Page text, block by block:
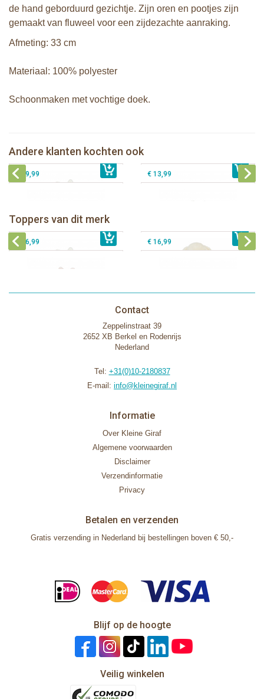
de hand geborduurd gezichtje. Zijn oren en pootjes zijn
gemaakt van fluweel voor een zijdezachte aanraking.
Afmeting: 33 cm
Materiaal: 100% polyester
Schoonmaken met vochtige doek.
Andere klanten kochten ook
€ 16,99
Bunnies By The Bay knuffel Nibble
Konijn Grijs 20cm
€ 19,99 € 13,99
Toppers van dit merk
€ 16,99
Bunnies By The Bay knuffeldoekje
met speenhouder Konijn roze
€ 16,99 € 16,99
Contact
Zeppelinstraat 39
2652 XB Berkel en Rodenrijs
Nederland
Tel: +31(0)10-2180837
E-mail: info@kleinegiraf.nl
Informatie
Over Kleine Giraf
Algemene voorwaarden
Disclaimer
Verzendinformatie
Privacy
Betalen en verzenden
Gratis verzending in Nederland bij bestellingen boven € 50,-
Blijf op de hoogte
Veilig winkelen